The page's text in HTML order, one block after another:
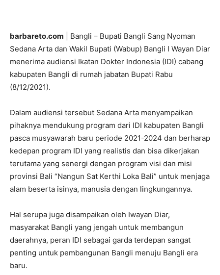
barbareto.com | Bangli – Bupati Bangli Sang Nyoman
Sedana Arta dan Wakil Bupati (Wabup) Bangli I Wayan Diar
menerima audiensi Ikatan Dokter Indonesia (IDI) cabang
kabupaten Bangli di rumah jabatan Bupati Rabu
(8/12/2021).
Dalam audiensi tersebut Sedana Arta menyampaikan
pihaknya mendukung program dari IDI kabupaten Bangli
pasca musyawarah baru periode 2021-2024 dan berharap
kedepan program IDI yang realistis dan bisa dikerjakan
terutama yang senergi dengan program visi dan misi
provinsi Bali “Nangun Sat Kerthi Loka Bali” untuk menjaga
alam beserta isinya, manusia dengan lingkungannya.
Hal serupa juga disampaikan oleh Iwayan Diar,
masyarakat Bangli yang jengah untuk membangun
daerahnya, peran IDI sebagai garda terdepan sangat
penting untuk pembangunan Bangli menuju Bangli era
baru.